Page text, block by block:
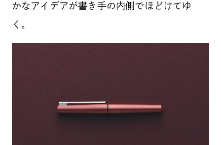
かなアイデアが書き手の内側でほどけてゆ
く。